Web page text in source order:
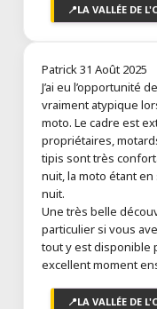
📍LA VALLÉE DE
Patrick31 Août 2025
J’ai eu l’opportunité
vraiment atypique
moto. Le cadre est
propriétaires,
tipis sont très
nuit, la moto étant
nuit.
Une très belle
particulier si vous
tout y est disponible
excellent moment
📍LA VALLÉE DE